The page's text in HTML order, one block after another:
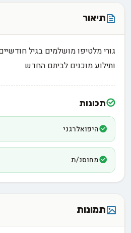
תיאור
גורי מלטיפו מושלמים בגיל
ותילוע מוכנים לביתם החדש
תכונות
היפואלרגני
מחוסנ/ת
תמונות